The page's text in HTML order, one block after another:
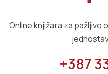
Online knjižara za pažljivo
+387